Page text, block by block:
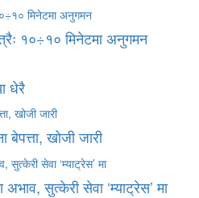
१०÷१० मिनेटमा अनुगमन
धेरै
खोजी जारी
सुत्केरी सेवा ‘म्याट्रेस’ मा